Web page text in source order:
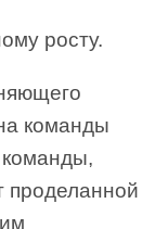
росту.
команды
команды,